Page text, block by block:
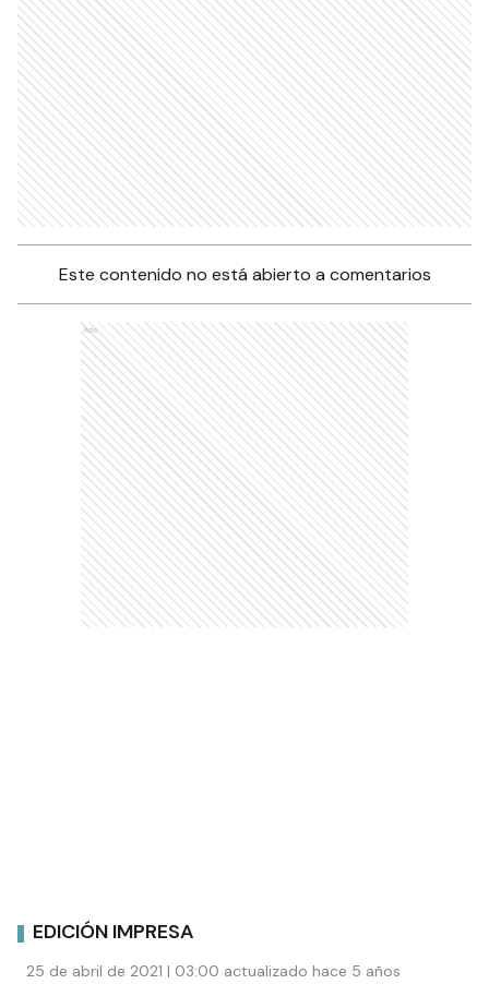
Este contenido no está abierto a comentarios
Ads
EDICIÓN IMPRESA
25 de abril de 2021 | 03:00 actualizado hace 5 años